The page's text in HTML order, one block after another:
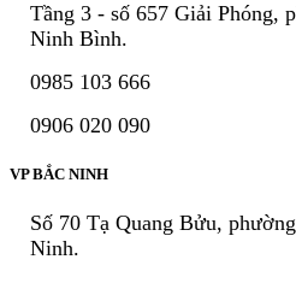
Tầng 3 - số 657 Giải Phóng,
Ninh Bình.
0985 103 666
0906 020 090
VP BẮC NINH
Số 70 Tạ Quang Bửu,
Ninh.